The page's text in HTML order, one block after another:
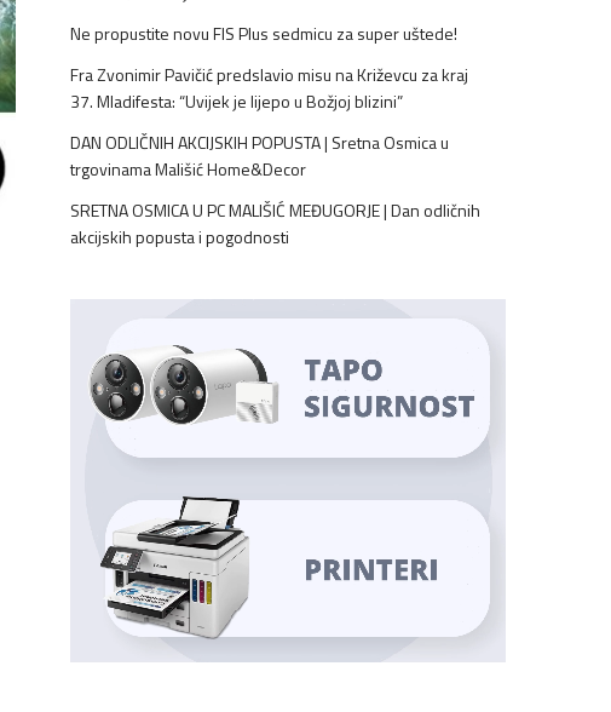
Ne propustite novu FIS Plus sedmicu za super uštede!
Fra Zvonimir Pavičić predslavio misu na Križevcu za kraj
37. Mladifesta: “Uvijek je lijepo u Božjoj blizini”
DAN ODLIČNIH AKCIJSKIH POPUSTA | Sretna Osmica u
trgovinama Mališić Home&Decor
SRETNA OSMICA U PC MALIŠIĆ MEĐUGORJE | Dan odličnih
akcijskih popusta i pogodnosti